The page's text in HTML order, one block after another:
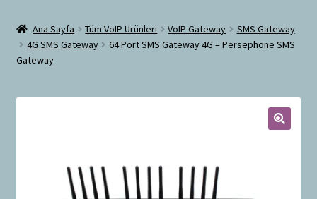
Tüm VoIP Ürünleri
A
m
e
Ana Sayfa Tüm VoIP Ürünleri VoIP Gateway
SMS Gateway
4G SMS Gateway
64 Port SMS Gateway 4G – Persephone SMS
Gateway